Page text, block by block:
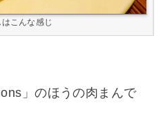
はこんな感じ
」のほうの肉まんで